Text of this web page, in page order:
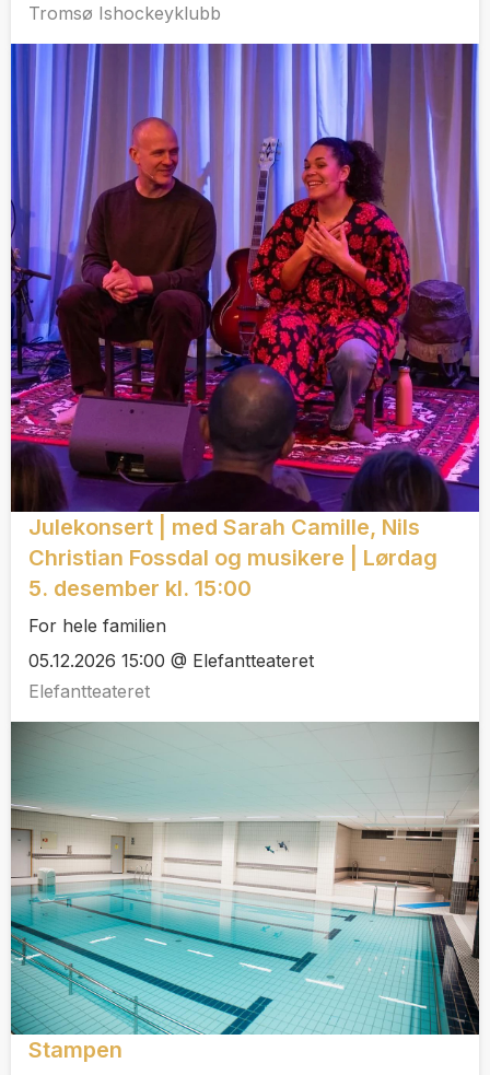
Tromsø Ishockeyklubb
Julekonsert | med Sarah Camille, Nils
Christian Fossdal og musikere | Lørdag
5. desember kl. 15:00
For hele familien
05.12.2026 15:00 @ Elefantteateret
Elefantteateret
Stampen